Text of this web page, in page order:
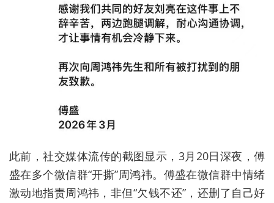
此前，社交媒体流传的截图显示， 3月 20日深夜，傅
盛在多个微信群“开撕”周鸿祎。傅盛在微信群中情绪
激动地指责周鸿祎，非但“欠钱不还”，还删了自己好